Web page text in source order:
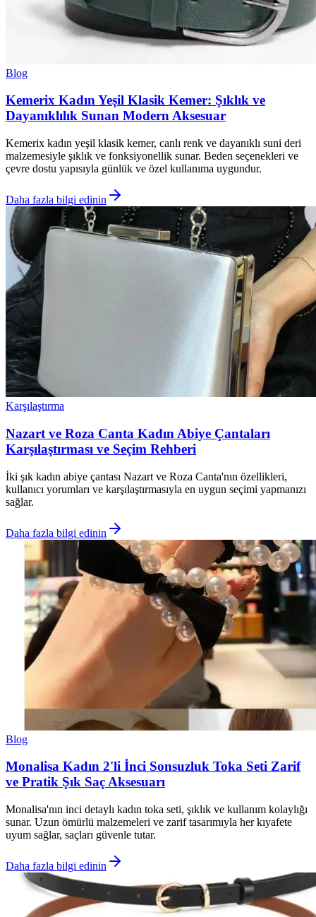
Blog
Kemerix Kadın Yeşil Klasik Kemer: Şıklık ve
Dayanıklılık Sunan Modern Aksesuar
Kemerix kadın yeşil klasik kemer, canlı renk ve dayanıklı suni deri
malzemesiyle şıklık ve fonksiyonellik sunar. Beden seçenekleri ve
çevre dostu yapısıyla günlük ve özel kullanıma uygundur.
Daha fazla bilgi edinin
Karşılaştırma
Nazart ve Roza Canta Kadın Abiye Çantaları
Karşılaştırması ve Seçim Rehberi
İki şık kadın abiye çantası Nazart ve Roza Canta'nın özellikleri,
kullanıcı yorumları ve karşılaştırmasıyla en uygun seçimi yapmanızı
sağlar.
Daha fazla bilgi edinin
Blog
Monalisa Kadın 2'li İnci Sonsuzluk Toka Seti Zarif
ve Pratik Şık Saç Aksesuarı
Monalisa'nın inci detaylı kadın toka seti, şıklık ve kullanım kolaylığı
sunar. Uzun ömürlü malzemeleri ve zarif tasarımıyla her kıyafete
uyum sağlar, saçları güvenle tutar.
Daha fazla bilgi edinin